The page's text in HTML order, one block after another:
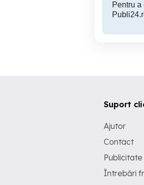
Pentru
Suport
Ajutor
Contact
Publicitate
Întrebări